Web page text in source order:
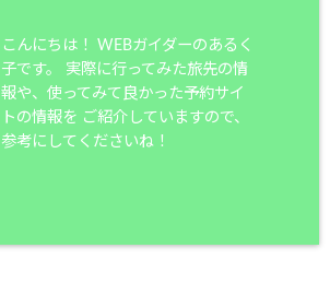
こんにちは！ WEBガイダーのあるく
子です。 実際に行ってみた旅先の情
報や、使ってみて良かった予約サイ
トの情報を ご紹介していますので、
参考にしてくださいね！